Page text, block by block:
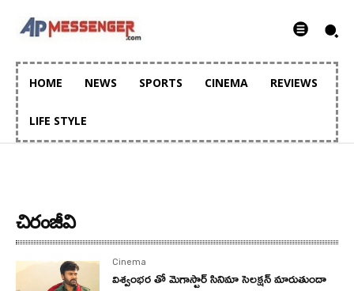
HOME NEWS SPORTS CINEMA REVIEWS
LIFE STYLE
చిరంజీవి
Cinema
విశ్వంభర తో మెగాస్టార్ సినిమా సెలక్షన్ మారుతుందా